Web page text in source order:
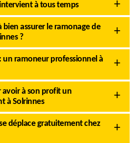
à tous temps
assurer le ramonage de
?
un ramoneur professionnel à
à son profit un
à Solrinnes
déplace gratuitement chez